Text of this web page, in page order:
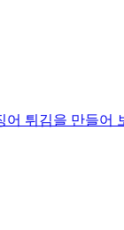
튀김을 만들